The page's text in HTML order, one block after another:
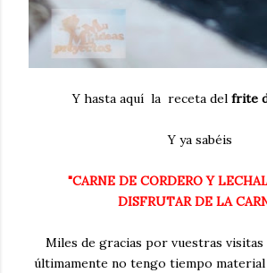
Y hasta aquí la receta del frite
Y ya sabéis
"CARNE DE CORDERO Y
DISFRUTAR DE LA
Miles de gracias por vuestras visitas
últimamente no tengo tiempo